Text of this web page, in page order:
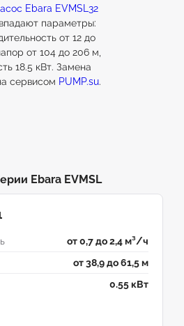
Ebara EVMSL32
параметры:
от 12 до
от 104 до 206 м,
18.5 кВт. Замена
сервисом PUMP.su.
Ebara EVMSL
от 0,7 до 2,4 м³/ч
от 38,9 до 61,5 м
0.55 кВт